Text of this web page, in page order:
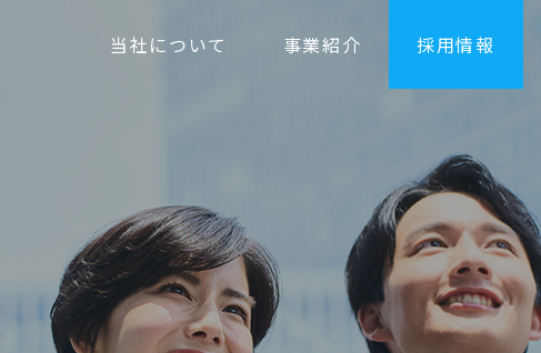
当社について 事業紹介 採用情報